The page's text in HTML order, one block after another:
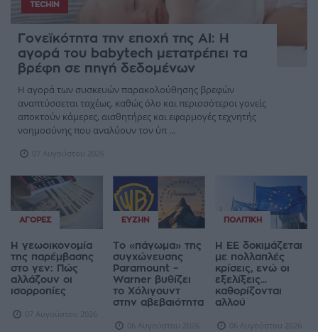
TECHIN
Γονεϊκότητα την εποχή της AI: Η
αγορά του babytech μετατρέπει τα
βρέφη σε πηγή δεδομένων
Η αγορά των συσκευών παρακολούθησης βρεφών
αναπτύσσεται ταχέως, καθώς όλο και περισσότεροι γονείς
αποκτούν κάμερες, αισθητήρες και εφαρμογές τεχνητής
νοημοσύνης που αναλύουν τον ύπ ...
07 Αυγούστου 2026
ΑΓΟΡΈΣ
Η γεωοικονομία
της παρέμβασης
στο γεν: Πώς
αλλάζουν οι
ισορροπίες
07 Αυγούστου 2026
ΕΥΖΗΝ
Το «πάγωμα» της
συγχώνευσης
Paramount –
Warner βυθίζει
το Χόλιγουντ
στην αβεβαιότητα
06 Αυγούστου 2026
ΠΟΛΙΤΙΚΉ
Η ΕΕ δοκιμάζεται
με πολλαπλές
κρίσεις, ενώ οι
εξελίξεις...
καθορίζονται
αλλού
06 Αυγούστου 2026